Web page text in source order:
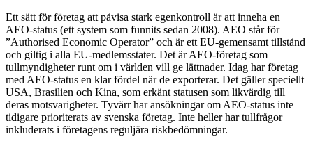
Ett sätt för företag att påvisa stark egenkontroll är att inneha en
AEO-status (ett system som funnits sedan 2008). AEO står för
”Authorised Economic Operator” och är ett EU-gemensamt tillstånd
och giltig i alla EU-medlemsstater. Det är AEO-företag som
tullmyndigheter runt om i världen vill ge lättnader. Idag har företag
med AEO-status en klar fördel när de exporterar. Det gäller speciellt
USA, Brasilien och Kina, som erkänt statusen som likvärdig till
deras motsvarigheter. Tyvärr har ansökningar om AEO-status inte
tidigare prioriterats av svenska företag. Inte heller har tullfrågor
inkluderats i företagens reguljära riskbedömningar.